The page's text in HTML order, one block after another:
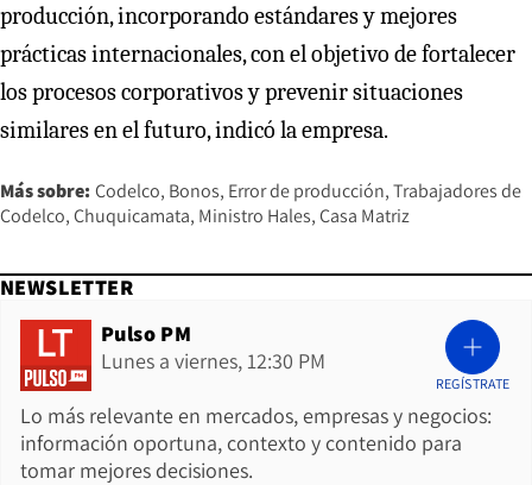
producción, incorporando estándares y mejores
prácticas internacionales, con el objetivo de fortalecer
los procesos corporativos y prevenir situaciones
similares en el futuro, indicó la empresa.
Más sobre: Codelco Bonos Error de producción Trabajadores de
Codelco Chuquicamata Ministro Hales Casa Matriz
NEWSLETTER
Pulso PM
Lunes a viernes, 12:30 PM
Lo más relevante en mercados, empresas y negocios:
información oportuna, contexto y contenido para
tomar mejores decisiones.
REGÍSTRATE